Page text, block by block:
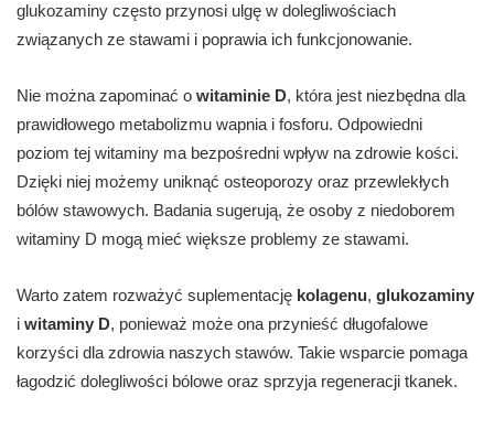
glukozaminy często przynosi ulgę w dolegliwościach
związanych ze stawami i poprawia ich funkcjonowanie.
Nie można zapominać o witaminie D, która jest niezbędna dla
prawidłowego metabolizmu wapnia i fosforu. Odpowiedni
poziom tej witaminy ma bezpośredni wpływ na zdrowie kości.
Dzięki niej możemy uniknąć osteoporozy oraz przewlekłych
bólów stawowych. Badania sugerują, że osoby z niedoborem
witaminy D mogą mieć większe problemy ze stawami.
Warto zatem rozważyć suplementację kolagenu, glukozaminy
i witaminy D, ponieważ może ona przynieść długofalowe
korzyści dla zdrowia naszych stawów. Takie wsparcie pomaga
łagodzić dolegliwości bólowe oraz sprzyja regeneracji tkanek.